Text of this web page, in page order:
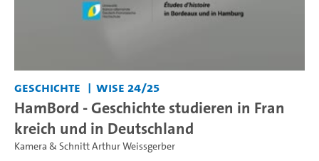
Geschichte WiSe 24/25
HamBord - Geschichte studieren in Fran
kreich und in Deutschland
Kamera & Schnitt Arthur Weissgerber